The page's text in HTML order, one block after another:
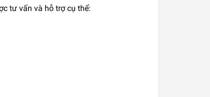
tư vấn và hỗ trợ cụ thể: